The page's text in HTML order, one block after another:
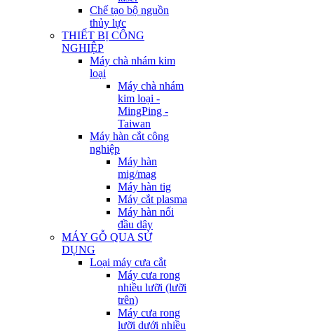
Chế tạo bộ nguồn
thủy lực
THIẾT BỊ CÔNG
NGHIỆP
Máy chà nhám kim
loại
Máy chà nhám
kim loại -
MingPing -
Taiwan
Máy hàn cắt công
nghiệp
Máy hàn
mig/mag
Máy hàn tig
Máy cắt plasma
Máy hàn nối
đầu dây
MÁY GỖ QUA SỬ
DỤNG
Loại máy cưa cắt
Máy cưa rong
nhiều lưỡi (lưỡi
trên)
Máy cưa rong
lưỡi dưới nhiều